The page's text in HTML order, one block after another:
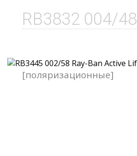
RB3832 004/48
[поляризационные]